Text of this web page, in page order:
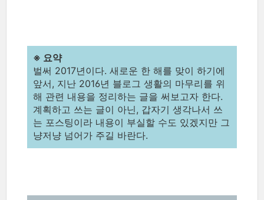
※ 요약
벌써 2017년이다. 새로운 한 해를 맞이 하기에
앞서, 지난 2016년 블로그 생활의 마무리를 위
해 관련 내용을 정리하는 글을 써보고자 한다.
계획하고 쓰는 글이 아닌, 갑자기 생각나서 쓰
는 포스팅이라 내용이 부실할 수도 있겠지만 그
냥저냥 넘어가 주길 바란다.